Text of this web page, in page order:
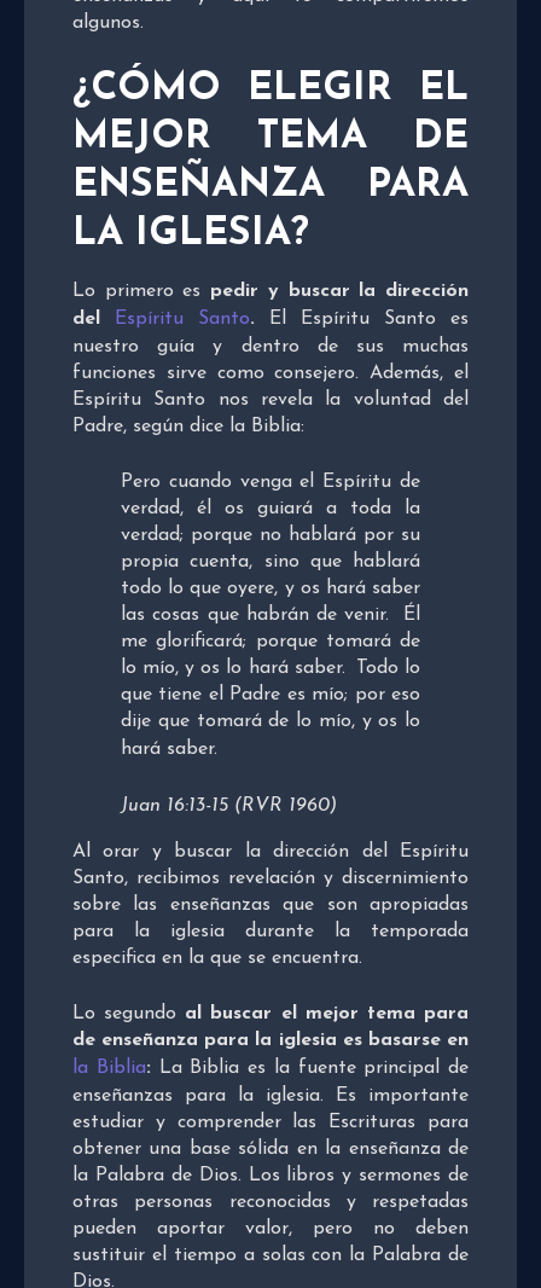
algunos.
¿CÓMO ELEGIR EL
MEJOR TEMA DE
ENSEÑANZA PARA
LA IGLESIA?
Lo primero es pedir y buscar la dirección
del Espíritu Santo. El Espíritu Santo es
nuestro guía y dentro de sus muchas
funciones sirve como consejero. Además, el
Espíritu Santo nos revela la voluntad del
Padre, según dice la Biblia:
Pero cuando venga el Espíritu de
verdad, él os guiará a toda la
verdad; porque no hablará por su
propia cuenta, sino que hablará
todo lo que oyere, y os hará saber
las cosas que habrán de venir.
Él
me glorificará; porque tomará de
lo mío, y os lo hará saber.
Todo lo
que tiene el Padre es mío; por eso
dije que tomará de lo mío, y os lo
hará saber.
Juan 16:13-15 (RVR 1960)
Al orar y buscar la dirección del Espíritu
Santo, recibimos revelación y discernimiento
sobre las enseñanzas que son apropiadas
para la iglesia durante la temporada
especifica en la que se encuentra.
Lo segundo al buscar el mejor tema para
de enseñanza para la iglesia es basarse en
la Biblia: La Biblia es la fuente principal de
enseñanzas para la iglesia. Es importante
estudiar y comprender las Escrituras para
obtener una base sólida en la enseñanza de
la Palabra de Dios. Los libros y sermones de
otras personas reconocidas y respetadas
pueden aportar valor, pero no deben
sustituir el tiempo a solas con la Palabra de
Dios.